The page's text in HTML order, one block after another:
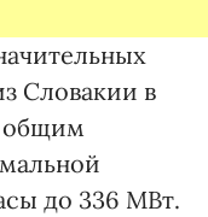
Словакии в
общим
до 336 МВт.